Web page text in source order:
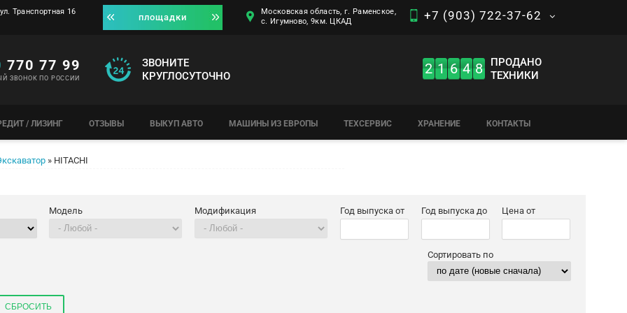
Транспортная 16
площадки
Московская область, г. Раменское,
с. Игумново, 9км. ЦКАД
+7 (903) 722-37-62
770 77 99
ЗВОНОК ПО РОССИИ
ЗВОНИТЕ
КРУГЛОСУТОЧНО
2 1 6 4 8
ПРОДАНО
ТЕХНИКИ
/ ЛИЗИНГ ОТЗЫВЫ ВЫКУП АВТО МАШИНЫ ИЗ ЕВРОПЫ ТЕХСЕРВИС ХРАНЕНИЕ КОНТАКТЫ
» HITACHI
Модель Модификация Год выпуска от Год выпуска до Цена от
Сортировать по